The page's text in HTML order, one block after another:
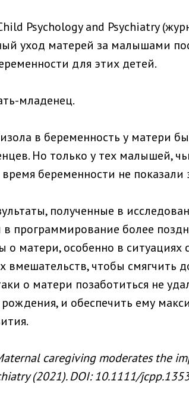
Psychology and Psychiatry
уход матерей за малышами
для этих детей.
младенец.
в беременность у матери
Но только у тех малышей,
беременности не показали
полученные в
программирование более
о матери, особенно в ситуациях
чтобы смягчить
о матери позаботиться не
и обеспечить ему
caregiving moderates the
(2021). DOI: 10.1111/